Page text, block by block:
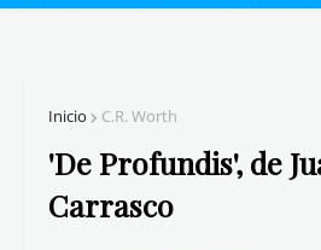
Inicio C.R. Worth
'De Profundis', de
Carrasco